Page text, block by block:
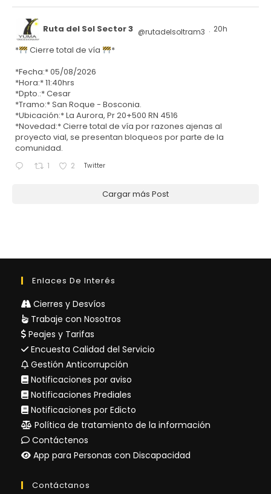
Ruta del Sol Sector 3 @rutadelsoltram3 · 20h
* Cierre total de vía
*
*Fecha:* 05/08/2026
*Hora:* 11:40hrs
*Dpto.:* Cesar
*Tramo:* San Roque - Bosconia.
*Ubicación:* La Aurora, Pr 20+500 RN 4516
*Novedad:* Cierre total de vía por razones ajenas al
proyecto vial, se presentan bloqueos por parte de la
comunidad.
1 2 Twitter
Cargar más Post
Enlaces De Interés
Cierres y Desvíos
Trabaje con Nosotros
Peajes y Tarifas
Encuesta Calidad del Servicio
Gestión Anticorrupción
Notificaciones por aviso
Notificaciones Prediales
Notificaciones por Edicto
Política de tratamiento de la información
Contáctenos
App para Personas con Discapacidad
Contáctanos